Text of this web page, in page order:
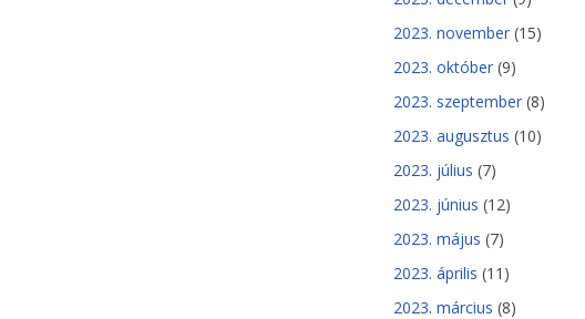
2023. november (15)
2023. október (9)
2023. szeptember (8)
2023. augusztus (10)
2023. július (7)
2023. június (12)
2023. május (7)
2023. április (11)
2023. március (8)